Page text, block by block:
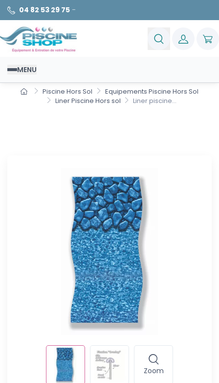
04 82 53 29 75 -
MENU
Piscine Hors Sol
Equipements Piscine Hors Sol
Liner Piscine Hors sol
Liner piscine...
Zoom